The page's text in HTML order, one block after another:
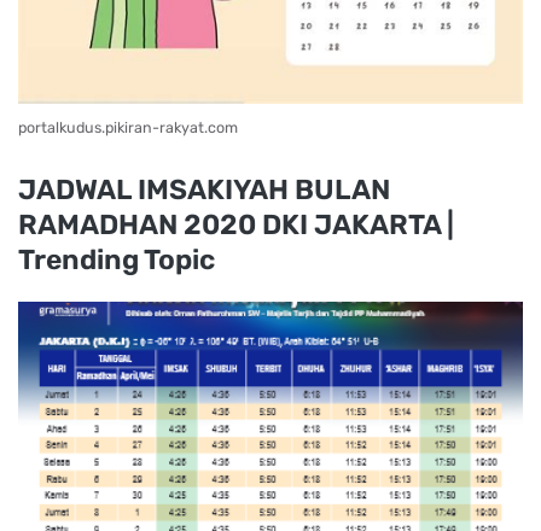
portalkudus.pikiran-rakyat.com
JADWAL IMSAKIYAH BULAN
RAMADHAN 2020 DKI JAKARTA |
Trending Topic